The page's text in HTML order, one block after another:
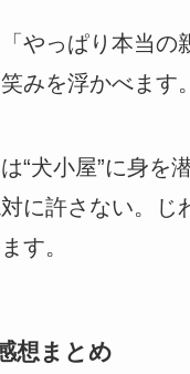
やっぱり本当
みを浮かべます。
“犬小屋”に身
に許さない。
す。
想まとめ